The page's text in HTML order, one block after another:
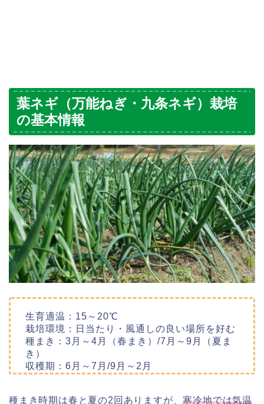
葉ネギ（万能ねぎ・九条ネギ）栽培
の基本情報
生育適温：15～20℃
栽培環境：日当たり・風通しの良い場所を好む
種まき：3月～4月（春まき）/7月～9月（夏ま
き）
収穫期：6月～7月/9月～2月
種まき時期は春と夏の2回ありますが、寒冷地では気温